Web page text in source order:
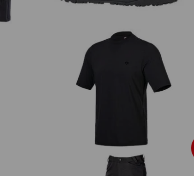
Funkčné tričko UV e.s.trail